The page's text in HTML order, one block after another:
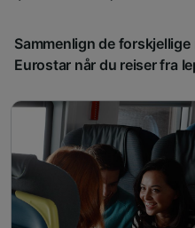
Sammenlign de
Eurostar når du reiser fra